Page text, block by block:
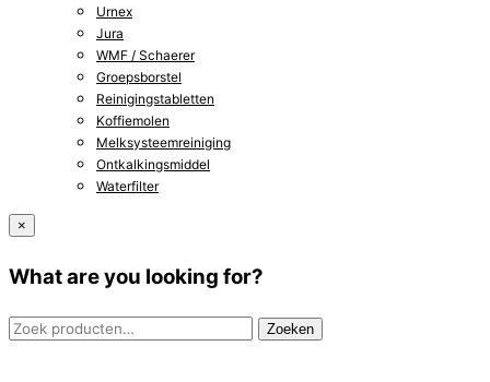
Urnex
Jura
WMF / Schaerer
Groepsborstel
Reinigingstabletten
Koffiemolen
Melksysteemreiniging
Ontkalkingsmiddel
Waterfilter
×
What are you looking for?
Zoeken
naar:
Zoeken